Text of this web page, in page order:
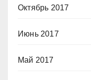
Октябрь 2017
Июнь 2017
Май 2017